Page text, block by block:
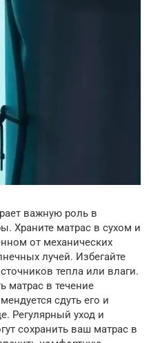
важную роль в
Храните матрас в сухом и
от механических
лучей. Избегайте
тепла или влаги.
матрас в течение
сдуть его и
Регулярный уход и
сохранить ваш матрас в